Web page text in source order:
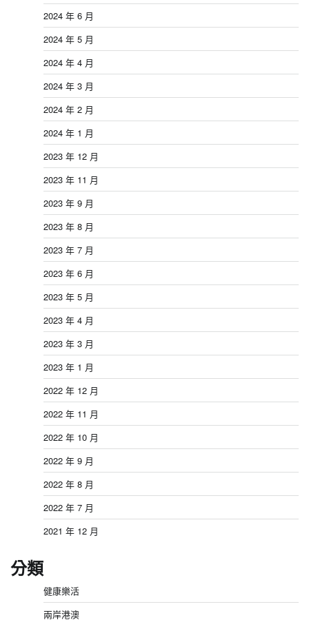
2024 年 6 月
2024 年 5 月
2024 年 4 月
2024 年 3 月
2024 年 2 月
2024 年 1 月
2023 年 12 月
2023 年 11 月
2023 年 9 月
2023 年 8 月
2023 年 7 月
2023 年 6 月
2023 年 5 月
2023 年 4 月
2023 年 3 月
2023 年 1 月
2022 年 12 月
2022 年 11 月
2022 年 10 月
2022 年 9 月
2022 年 8 月
2022 年 7 月
2021 年 12 月
分類
健康樂活
兩岸港澳